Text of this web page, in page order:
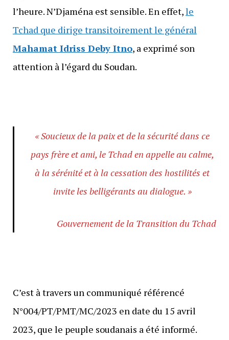
l’heure. N’Djaména est sensible. En effet,le
Tchad que dirige transitoirement le général
Mahamat Idriss Deby Itno, a exprimé son
attention à l’égard du Soudan.
« Soucieux de la paix et de la sécurité dans ce
pays frère et ami, le Tchad en appelle au calme,
à la sérénité et à la cessation des hostilités et
invite les belligérants au dialogue. »
Gouvernement de la Transition du Tchad
C’est à travers un communiqué référencé
N°004/PT/PMT/MC/2023 en date du 15 avril
2023, que le peuple soudanais a été informé.